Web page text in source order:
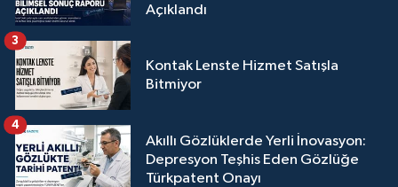
Açıklandı
Kontak Lenste Hizmet Satışla
Bitmiyor
3
Akıllı Gözlüklerde Yerli İnovasyon:
Depresyon Teşhis Eden Gözlüğe
Türkpatent Onayı
4